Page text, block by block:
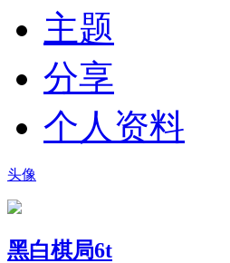
主题
分享
个人资料
头像
黑白棋局6t